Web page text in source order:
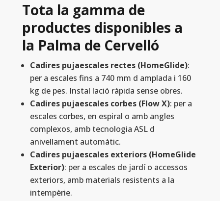
Tota la gamma de
productes disponibles a
la Palma de Cervelló
Cadires pujaescales rectes (HomeGlide):
per a escales fins a 740 mm d amplada i 160
kg de pes. Instal lació ràpida sense obres.
Cadires pujaescales corbes (Flow X): per a
escales corbes, en espiral o amb angles
complexos, amb tecnologia ASL d
anivellament automàtic.
Cadires pujaescales exteriors (HomeGlide
Exterior): per a escales de jardí o accessos
exteriors, amb materials resistents a la
intempèrie.